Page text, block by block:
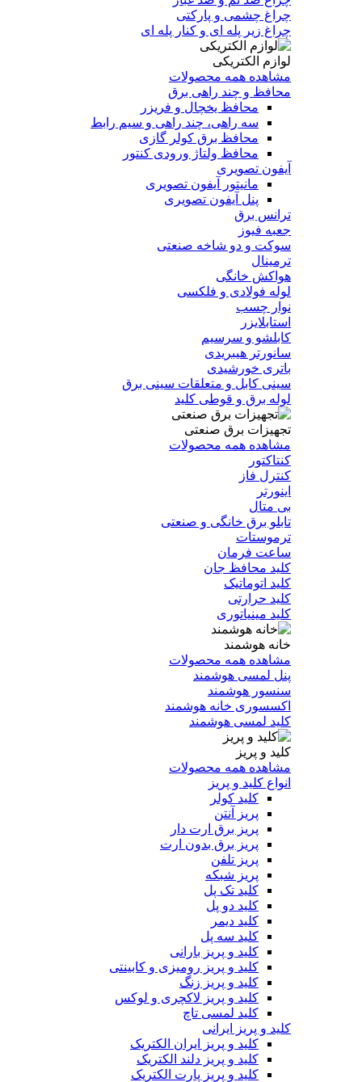
چراغ چشمی و پارکتی
چراغ‌ زیر‌ پله‌ ای و کنار‌ پله‌ ای
لوازم الکتریکی
مشاهده همه محصولات
محافظ و چند راهی برق
محافظ یخچال و فریزر
سه راهی، چند راهی و سیم رابط
محافظ برق کولر گازی
محافظ ولتاژ ورودی کنتور
آیفون تصویری
مانیتور آیفون تصویری
پنل آیفون تصویری
ترانس برق
جعبه فیوز
سوکت و دو شاخه صنعتی
ترمینال
هواکش خانگی
لوله فولادی و فلکسی
نوار چسب
استابلایزر
کابلشو و سرسیم
سانورتر هیبریدی
باتری خورشیدی
سینی کابل و متعلقات سینی برق
لوله برق و قوطی کلید
تجهیزات برق صنعتی
مشاهده همه محصولات
کنتاکتور
کنترل فاز
اینورتر
بی متال
تابلو برق خانگی و صنعتی
ترموستات
ساعت فرمان
کلید محافظ جان
کلید اتوماتیک
کلید حرارتی
کلید مینیاتوری
خانه هوشمند
مشاهده همه محصولات
پنل لمسی هوشمند
سنسور هوشمند
اکسسوری خانه هوشمند
کلید لمسی هوشمند
کلید و پریز
مشاهده همه محصولات
انواع کلید و پریز
کلید کولر
پریز آنتن
پریز برق ارت دار
پریز برق بدون ارت
پریز تلفن
پریز شبکه
کلید تک پل
کلید دو پل
کلید دیمر
کلید سه پل
کلید و پریز بارانی
کلید و پریز رومیزی و کابینتی
کلید و پریز زنگ
کلید و پریز لاکچری و لوکس
کلید لمسی تاچ
کلید و پریز ایرانی
کلید و پریز ایران الکتریک
کلید و پریز دلند الکتریک
کلید و پریز پارت الکتریک